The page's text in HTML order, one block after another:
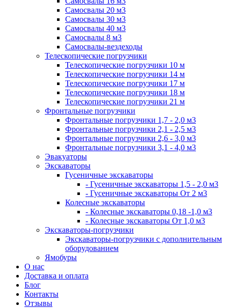
Самосвалы 20 м3
Самосвалы 30 м3
Самосвалы 40 м3
Самосвалы 8 м3
Самосвалы-вездеходы
Телескопические погрузчики
Телескопические погрузчики 10 м
Телескопические погрузчики 14 м
Телескопические погрузчики 17 м
Телескопические погрузчики 18 м
Телескопические погрузчики 21 м
Фронтальные погрузчики
Фронтальные погрузчики 1,7 - 2,0 м3
Фронтальные погрузчики 2,1 - 2,5 м3
Фронтальные погрузчики 2,6 - 3,0 м3
Фронтальные погрузчики 3,1 - 4,0 м3
Эвакуаторы
Экскаваторы
Гусеничные экскаваторы
- Гусеничные экскаваторы 1,5 - 2,0 м3
- Гусеничные экскаваторы От 2 м3
Колесные экскаваторы
- Колесные экскаваторы 0,18 -1,0 м3
- Колесные экскаваторы От 1,0 м3
Экскаваторы-погрузчики
Экскаваторы-погрузчики с дополнительным
оборудованием
Ямобуры
О нас
Доставка и оплата
Блог
Контакты
Отзывы